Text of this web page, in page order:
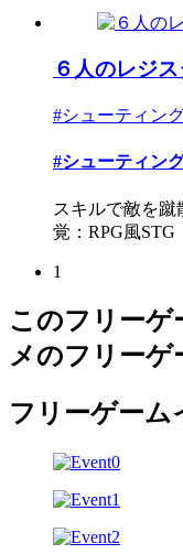
６人のレジ
#シューティン
#シューティン
スキルで敵を
覚：RPG風STG
1
このフリーゲ
メのフリーゲ
フリーゲーム